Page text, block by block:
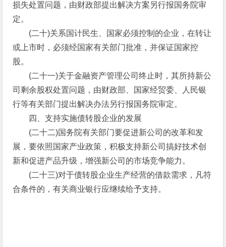
损失处置问题，由财政部提出解决方案另行报国务院审
定。
(二十)关系国计民生、国家必须控制的企业，在转让
或上市时，必须经国家有关部门批准，并保证国家控
股。
(二十一)关于金融资产管理公司终止时，其所持新公
司剩余股权处置问题，由财政部、国家经贸委、人民银
行等有关部门提出解决办法另行报国务院审定。
四、支持实施债转股企业的发展
(二十二)国务院有关部门要促进新公司的改革和发
展，要依照国家产业政策，积极支持新公司搞好技术创
新和促进产品升级，增强新公司的市场竞争能力。
(二十三)对于债转股企业生产经营的借款需求，凡符
合条件的，有关商业银行应继续给予支持。